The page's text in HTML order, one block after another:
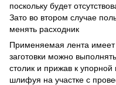
поскольку будет
Зато во втором случае
менять расходник
Применяемая лента
заготовки можно
столик и прижав к
шлифуя на участке с